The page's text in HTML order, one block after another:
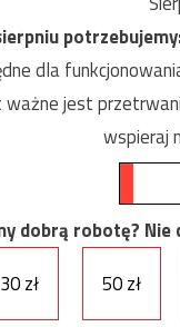
dla
jest
wspieraj
dobrą robotę?
30 zł
50 zł